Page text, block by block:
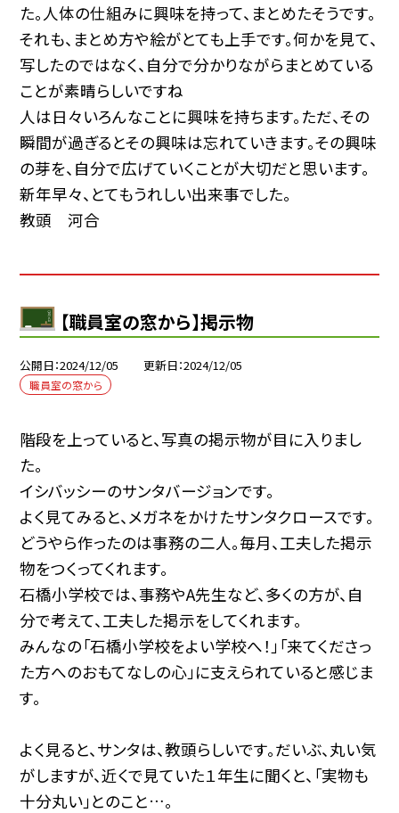
た。人体の仕組みに興味を持って、まとめたそうです。
それも、まとめ方や絵がとても上手です。何かを見て、
写したのではなく、自分で分かりながらまとめている
ことが素晴らしいですね
人は日々いろんなことに興味を持ちます。ただ、その
瞬間が過ぎるとその興味は忘れていきます。その興味
の芽を、自分で広げていくことが大切だと思います。
新年早々、とてもうれしい出来事でした。
教頭 河合
【職員室の窓から】掲示物
公開日 2024/12/05 更新日 2024/12/05
職員室の窓から
階段を上っていると、写真の掲示物が目に入りまし
た。
イシバッシーのサンタバージョンです。
よく見てみると、メガネをかけたサンタクロースです。
どうやら作ったのは事務の二人。毎月、工夫した掲示
物をつくってくれます。
石橋小学校では、事務やA先生など、多くの方が、自
分で考えて、工夫した掲示をしてくれます。
みんなの「石橋小学校をよい学校へ！」「来てくださっ
た方へのおもてなしの心」に支えられていると感じま
す。
よく見ると、サンタは、教頭らしいです。だいぶ、丸い気
がしますが、近くで見ていた１年生に聞くと、「実物も
十分丸い」とのこと…。